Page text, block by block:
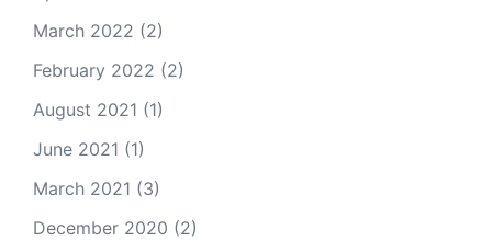
March 2022 (2)
February 2022 (2)
August 2021 (1)
June 2021 (1)
March 2021 (3)
December 2020 (2)